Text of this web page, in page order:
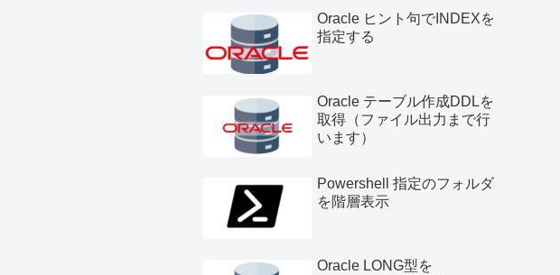
Oracle ヒント句でINDEXを
指定する
Oracle テーブル作成DDLを
取得（ファイル出力まで行
います）
Powershell 指定のフォルダ
を階層表示
Oracle LONG型を